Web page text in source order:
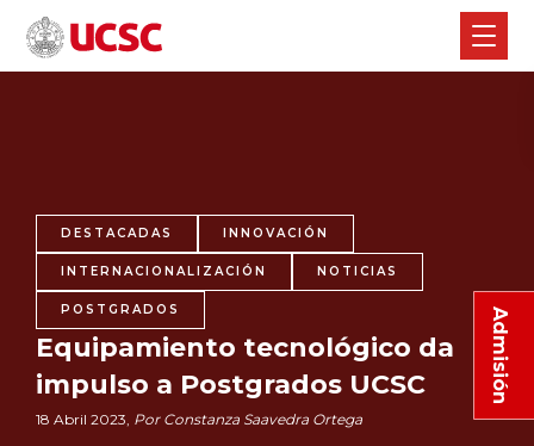
Admisión
DESTACADAS INNOVACIÓN
INTERNACIONALIZACIÓN NOTICIAS
POSTGRADOS
Equipamiento tecnológico da
impulso a Postgrados UCSC
18 Abril 2023, Por Constanza Saavedra Ortega